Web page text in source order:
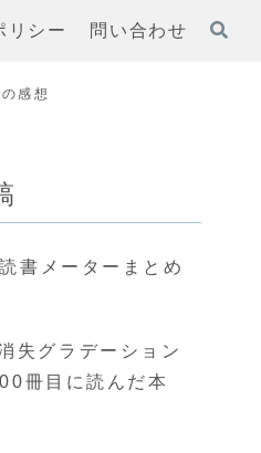
リシー 問い合わせ
感想
書メーターまとめ
失グラデーション
冊目に読んだ本